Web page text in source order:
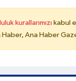
kurallarımızı kabul
Ana Haber